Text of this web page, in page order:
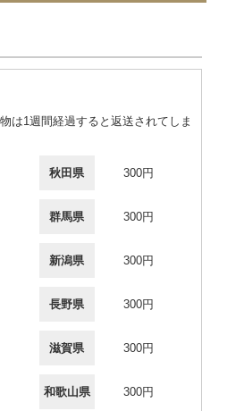
は1週間経過すると返送されてしま
秋田県 300円
群馬県 300円
新潟県 300円
長野県 300円
滋賀県 300円
和歌山県 300円